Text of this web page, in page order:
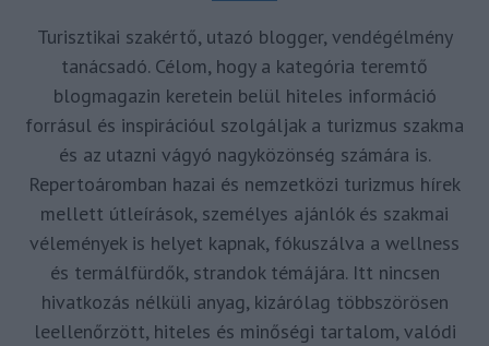
Turisztikai szakértő, utazó blogger, vendégélmény
tanácsadó. Célom, hogy a kategória teremtő
blogmagazin keretein belül hiteles információ
forrásul és inspirációul szolgáljak a turizmus szakma
és az utazni vágyó nagyközönség számára is.
Repertoáromban hazai és nemzetközi turizmus hírek
mellett útleírások, személyes ajánlók és szakmai
vélemények is helyet kapnak, fókuszálva a wellness
és termálfürdők, strandok témájára. Itt nincsen
hivatkozás nélküli anyag, kizárólag többszörösen
leellenőrzött, hiteles és minőségi tartalom, valódi